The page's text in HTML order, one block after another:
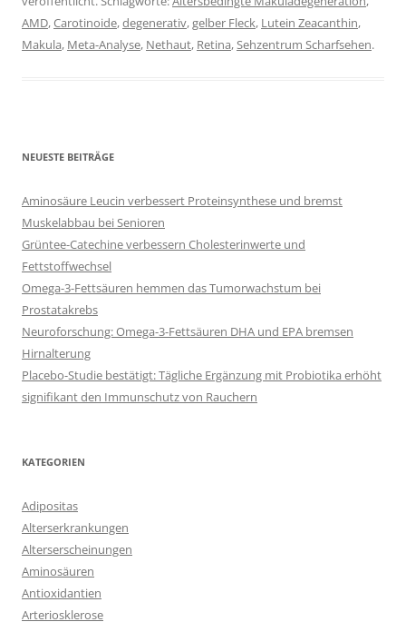
AMD,Carotinoide,degenerativ,gelber Fleck, Lutein Zeacanthin,
Makula, Meta-Analyse, Nethaut, Retina,Sehzentrum Scharfsehen.
NEUESTE BEITRÄGE
Aminosäure Leucin verbessert Proteinsynthese und bremst
Muskelabbau bei Senioren
Grüntee-Catechine verbessern Cholesterinwerte und
Fettstoffwechsel
Omega-3-Fettsäuren hemmen das Tumorwachstum bei
Prostatakrebs
Neuroforschung: Omega-3-Fettsäuren DHA und EPA bremsen
Hirnalterung
Placebo-Studie bestätigt: Tägliche Ergänzung mit Probiotika erhöht
signifikant den Immunschutz von Rauchern
KATEGORIEN
Adipositas
Alterserkrankungen
Alterserscheinungen
Aminosäuren
Antioxidantien
Arteriosklerose